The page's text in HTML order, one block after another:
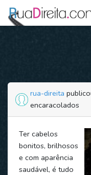
rua-direita
encaracolados
Ter cabelos
bonitos, brilhosos
e com aparência
saudável, é tudo